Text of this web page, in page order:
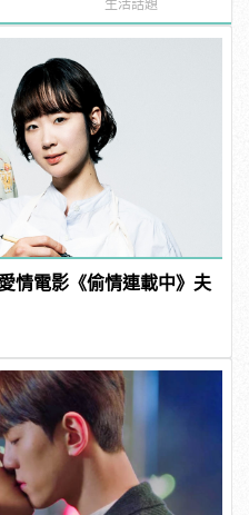
生活話題
情電影《偷情連載中》夫